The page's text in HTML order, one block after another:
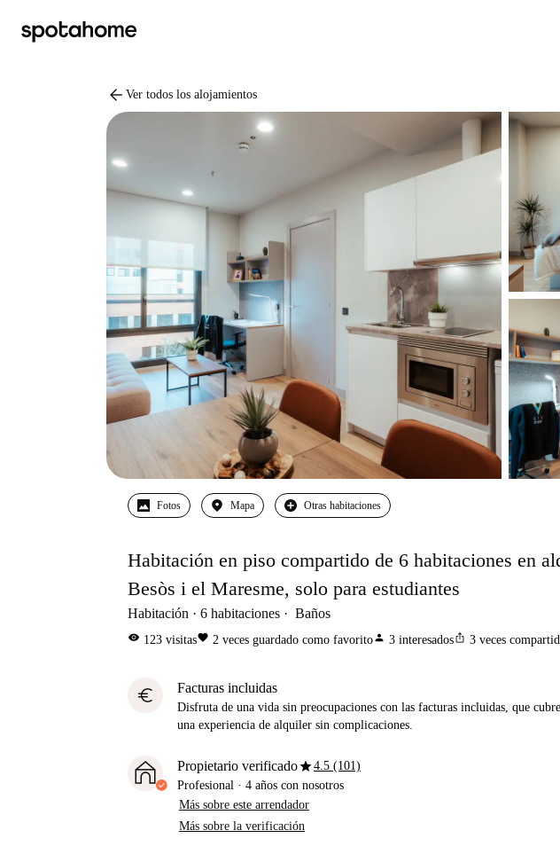
arrow_back Ver todos los alojamientos
Fotos Mapa Otras habitaciones
Habitación en piso compartido de 6 habitaciones en
Besòs i el Maresme, solo para estudiantes
Habitación 6 habitaciones Baños
visibility 123 visitasfavorite 2 veces guardado como favoritoperson 3 interesadosios_share 3 veces
euro Facturas incluidas
Disfruta de una vida sin preocupaciones con las facturas incluidas, que
una experiencia de alquiler sin complicaciones.
Propietario verificadostar4.5 (101)
Profesional · 4 años con nosotros
Más sobre este arrendador
Más sobre la verificación